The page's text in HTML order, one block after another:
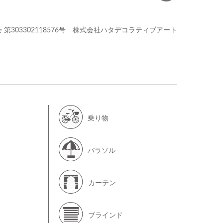
第303302118576号 株式会社ハタデコラティブアート
乗り物
パラソル
カーテン
ブラインド